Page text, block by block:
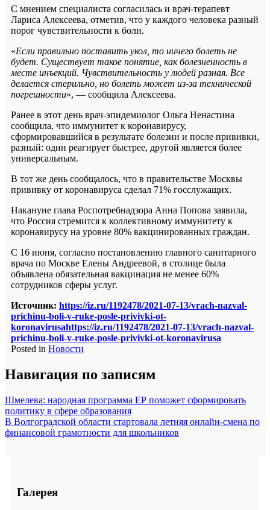
С мнением специалиста согласилась и врач-терапевт
Лариса Алексеева, отметив, что у каждого человека разный
порог чувствительности к боли.
«Если правильно поставить укол, то ничего болеть не
будет. Существует такое понятие, как болезненность в
месте инъекций. Чувствительность у людей разная. Все
делается стерильно, но болеть может из-за технической
погрешности», — сообщила Алексеева.
Ранее в этот день врач-эпидемиолог Ольга Ненастина
сообщила, что иммунитет к коронавирусу,
сформировавшийся в результате болезни и после прививки,
разный: один реагирует быстрее, другой является более
универсальным.
В тот же день сообщалось, что в правительстве Москвы
прививку от коронавируса сделал 71% госслужащих.
Накануне глава Роспотребнадзора Анна Попова заявила,
что Россия стремится к коллективному иммунитету к
коронавирусу на уровне 80% вакцинированных граждан.
С 16 июня, согласно постановлению главного санитарного
врача по Москве Елены Андреевой, в столице была
объявлена обязательная вакцинация не менее 60%
сотрудников сферы услуг.
Источник: https://iz.ru/1192478/2021-07-13/vrach-nazval-
prichinu-boli-v-ruke-posle-privivki-ot-
koronavirusahttps://iz.ru/1192478/2021-07-13/vrach-nazval-
prichinu-boli-v-ruke-posle-privivki-ot-koronavirusa
Posted in Новости
Навигация по записям
Шмелева: народная программа ЕР поможет сформировать
политику в сфере образования
В Волгоградской области стартовала летняя онлайн-смена по
финансовой грамотности для школьников
Галерея